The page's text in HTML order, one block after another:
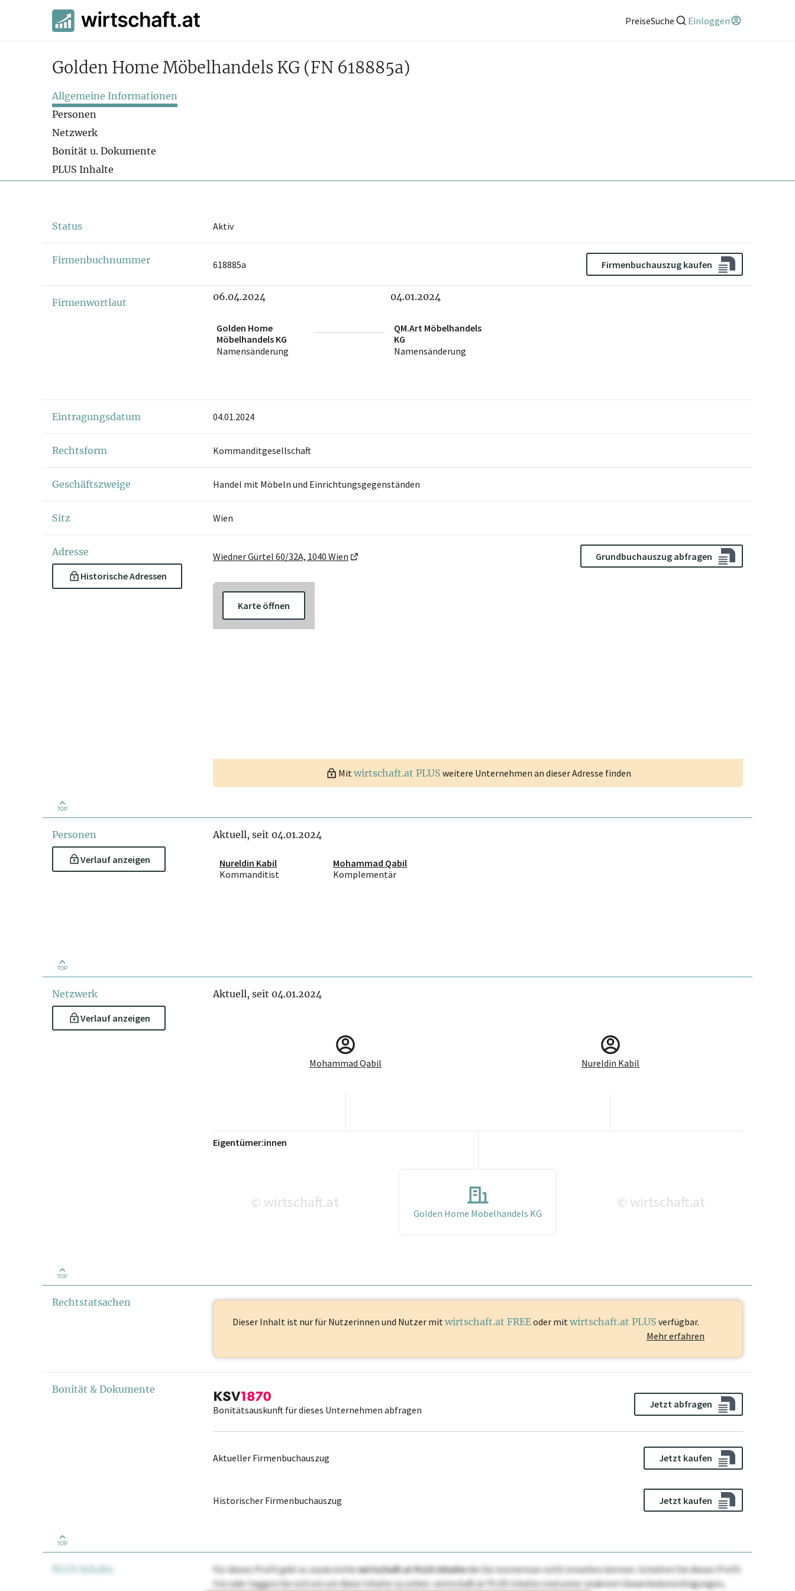
PreiseSuche Einloggen
Golden Home Möbelhandels KG (FN 618885a)
Allgemeine Informationen
Personen
Netzwerk
Bonität u. Dokumente
PLUS Inhalte
Status Aktiv
Firmenbuchnummer 618885a Firmenbuchauszug kaufen
Firmenwortlaut 06.04.2024
Golden Home
Möbelhandels KG
Namensänderung
04.01.2024
QM.Art Möbelhandels
KG
Namensänderung
Eintragungsdatum 04.01.2024
Rechtsform Kommanditgesellschaft
Geschäftszweige Handel mit Möbeln und Einrichtungsgegenständen
Sitz Wien
Adresse
Historische Adressen
Wiedner Gürtel 60/32A, 1040 Wien Grundbuchauszug abfragen
Karte öffnen
Mitwirtschaft.at PLUS weitere Unternehmen an dieser Adresse finden
TOP
Personen
Verlauf anzeigen
Aktuell, seit 04.01.2024
Nureldin Kabil
Kommanditist
Mohammad Qabil
Komplementär
TOP
Netzwerk
Verlauf anzeigen
Aktuell, seit 04.01.2024
Mohammad Qabil Nureldin Kabil
Eigentümer:innen
© wirtschaft.at
Golden Home Möbelhandels KG
© wirtschaft.at
TOP
Rechtstatsachen
Dieser Inhalt ist nur für Nutzerinnen und Nutzer mit wirtschaft.at FREEoder mit wirtschaft.at PLUS verfügbar.
Mehr erfahren
Bonität & Dokumente
Bonitätsauskunft für dieses Unternehmen abfragen
Jetzt abfragen
Aktueller Firmenbuchauszug Jetzt kaufen
Historischer Firmenbuchauszug Jetzt kaufen
TOP
PLUS Inhalte Für dieses Profil gibt es zusätzlichewirtschaft.at PLUS Inhaltedie Sie momentan nicht einsehen können. Schalten Sie dieses Profil
frei oder loggen Sie sich ein um diese Inhalte zu sehen. wirtschaft.at PLUS Inhalte sind unter anderem Gewerbeberechtigungen,